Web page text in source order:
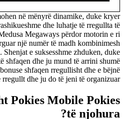
në mënyrë dinamike, duke kryer
dhe luhatje të rregullta të
Megaways përdor motorin e ri
një numër të madh kombinimesh
e suksesshme zhduken, duke
shfaqen dhe ju mund të arrini shumë
shfaqen rregullisht dhe e bëjnë
rregullt dhe ju do të jeni të organizuar.
Pokies Mobile Pokies
të njohura?